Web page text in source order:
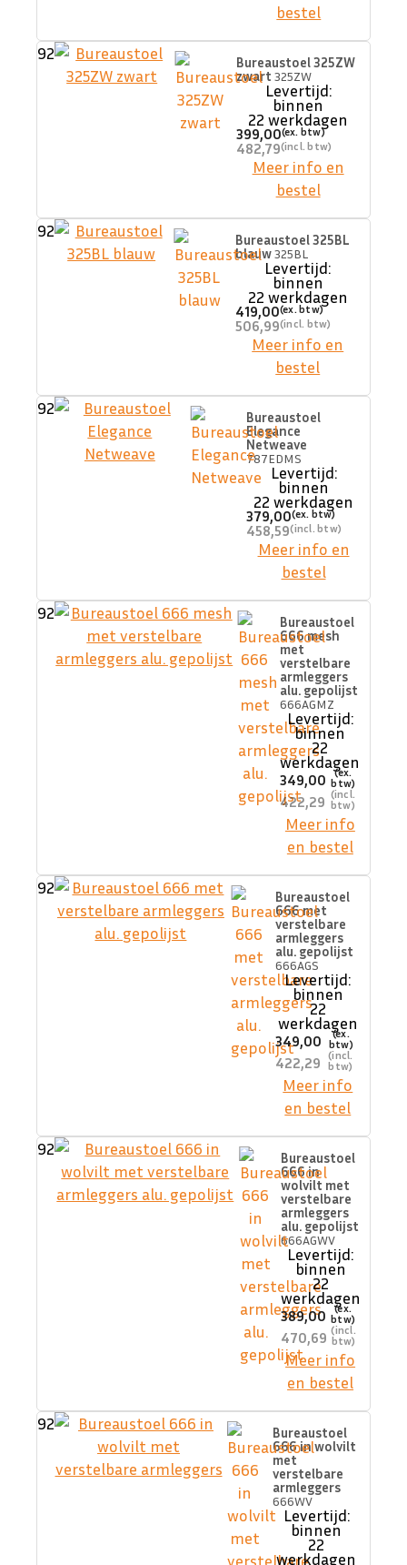
bestel
92
Bureaustoel 325ZW
zwart 325ZW
Levertijd:
binnen
22 werkdagen
399,00
482,79
Meer info en
bestel
92
Bureaustoel 325BL
blauw325BL
Levertijd:
binnen
22 werkdagen
419,00
506,99
Meer info en
bestel
92
Bureaustoel
Elegance
Netweave
787EDMS
Levertijd:
binnen
22 werkdagen
379,00
458,59
Meer info en
bestel
92
Bureaustoel
666 mesh
met
verstelbare
armleggers
alu. gepolijst
666AGMZ
Levertijd:
binnen
22
werkdagen
349,00
422,29
Meer info
en bestel
92
Bureaustoel
666 met
verstelbare
armleggers
alu. gepolijst
666AGS
Levertijd:
binnen
22
werkdagen
349,00
422,29
Meer info
en bestel
92
Bureaustoel
666 in
wolvilt met
verstelbare
armleggers
alu. gepolijst
666AGWV
Levertijd:
binnen
22
werkdagen
389,00
470,69
Meer info
en bestel
92
Bureaustoel
666 in wolvilt
met
verstelbare
armleggers
666WV
Levertijd:
binnen
22
werkdagen